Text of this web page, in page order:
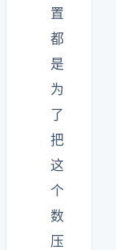
置
都
是
为
了
把
这
个
数
压